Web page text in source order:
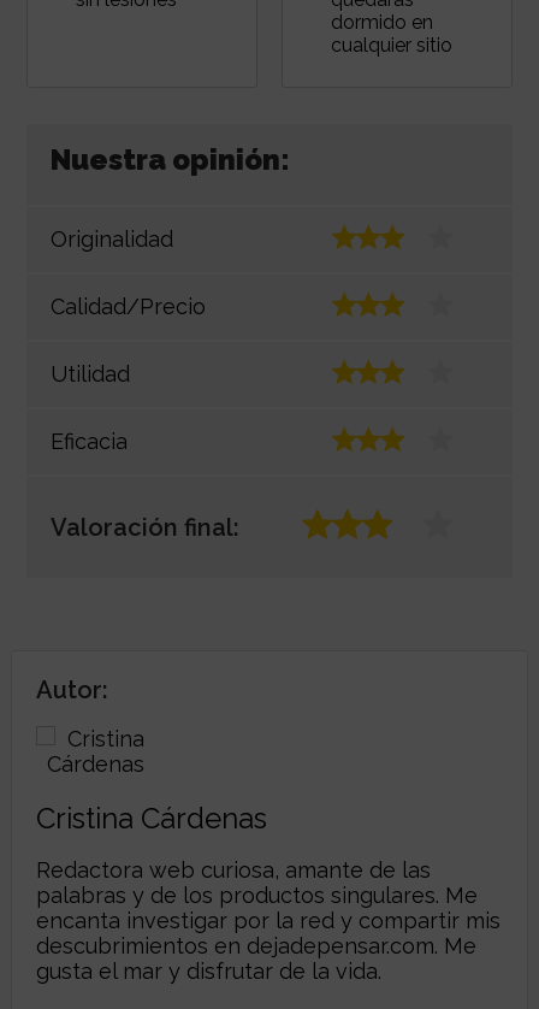
dormido en
cualquier sitio
Nuestra opinión:
Originalidad
Calidad/Precio
Utilidad
Eficacia
Valoración final:
Autor:
Cristina Cárdenas
Redactora web curiosa, amante de las
palabras y de los productos singulares. Me
encanta investigar por la red y compartir mis
descubrimientos en dejadepensar.com. Me
gusta el mar y disfrutar de la vida.